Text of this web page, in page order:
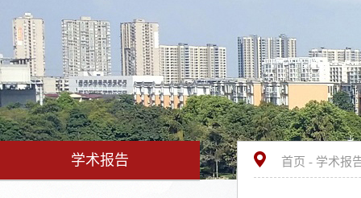
学术报告 首页 - 学术报